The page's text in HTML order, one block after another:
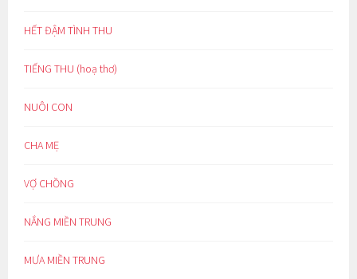
HẾT ĐẬM TÌNH THU
TIẾNG THU (hoạ thơ)
NUÔI CON
CHA MẸ
VỢ CHỒNG
NẮNG MIỀN TRUNG
MƯA MIỀN TRUNG